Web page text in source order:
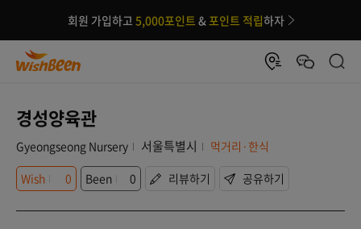
회원 가입하고 5,000포인트 &포인트 적립하자
경성양육관
Gyeongseong Nursery 서울특별시
먹거리·한식
Wish
0 Been 0 리뷰하기 공유하기